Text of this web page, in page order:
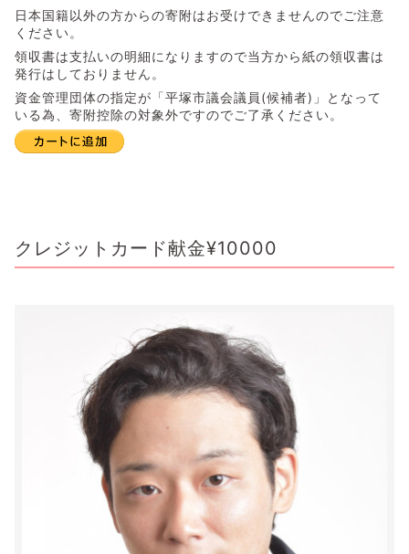
日本国籍以外の方からの寄附はお受けできませんのでご注意
ください。
領収書は支払いの明細になりますので当方から紙の領収書は
発行はしておりません。
資金管理団体の指定が「平塚市議会議員(候補者)」となって
いる為、寄附控除の対象外ですのでご了承ください。
クレジットカード献金¥10000